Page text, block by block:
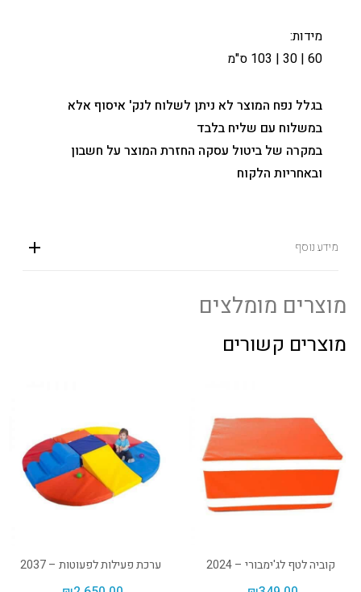
מידות:
60 | 30 | 103 ס"מ
בגלל נפח המוצר לא ניתן לשלוח לנק' איסוף אלא
במשלוח עם שליח בלבד
במקרה של ביטול עסקה החזרת המוצר על חשבון
ובאחריות הלקוח
מידע נוסף
מוצרים מומלצים
מוצרים קשורים
קוביה לטף לג'ימבורי – 2024 ערכת פעילות לפעוטות – 2037